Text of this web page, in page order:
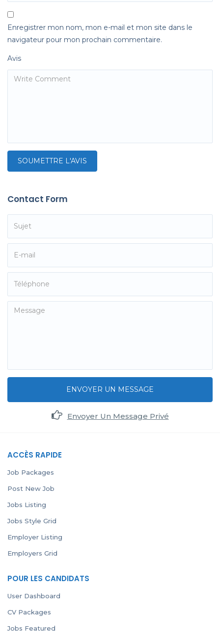
Enregistrer mon nom, mon e-mail et mon site dans le
navigateur pour mon prochain commentaire.
Avis
Contact Form
ENVOYER UN MESSAGE
Envoyer Un Message Privé
ACCÈS RAPIDE
Job Packages
Post New Job
Jobs Listing
Jobs Style Grid
Employer Listing
Employers Grid
POUR LES CANDIDATS
User Dashboard
CV Packages
Jobs Featured